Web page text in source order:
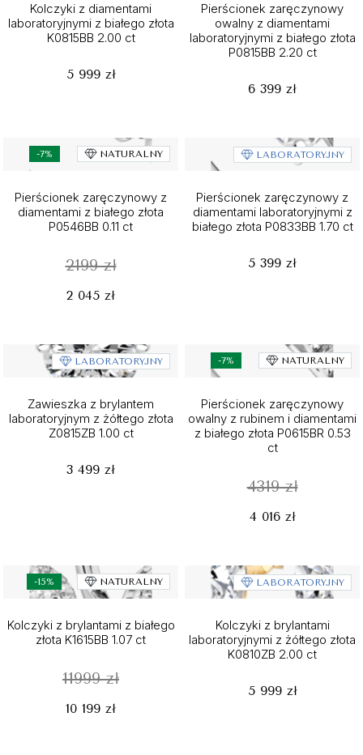
Kolczyki z diamentami
laboratoryjnymi z białego złota
K0815BB 2.00 ct
5 999 zł
Pierścionek zaręczynowy
owalny z diamentami
laboratoryjnymi z białego złota
P0815BB 2.20 ct
6 399 zł
-7% NATURALNY
Pierścionek zaręczynowy z
diamentami z białego złota
P0546BB 0.11 ct
2199 zł
2 045 zł
LABORATORYJNY
Pierścionek zaręczynowy z
diamentami laboratoryjnymi z
białego złota P0833BB 1.70 ct
5 399 zł
LABORATORYJNY
Zawieszka z brylantem
laboratoryjnym z żółtego złota
Z0815ZB 1.00 ct
3 499 zł
-7% NATURALNY
Pierścionek zaręczynowy
owalny z rubinem i diamentami
z białego złota P0615BR 0.53
ct
4319 zł
4 016 zł
-15% NATURALNY
Kolczyki z brylantami z białego
złota K1615BB 1.07 ct
11999 zł
10 199 zł
LABORATORYJNY
Kolczyki z brylantami
laboratoryjnymi z żółtego złota
K0810ZB 2.00 ct
5 999 zł